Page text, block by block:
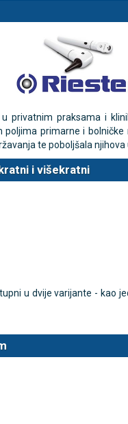
privatnim praksama i
primarne i
te poboljšala njihova
i višekratni
u dvije varijante - kao
LEPU Armfit+ BP2
s EKG-om